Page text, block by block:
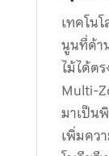
เทคโน
นูนที่ด้า
ไม้ได้ต
Multi-
มาเป็น
เพิ่มคว